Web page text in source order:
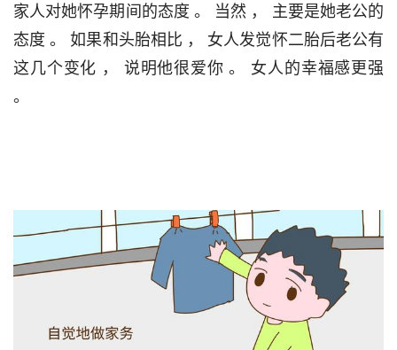
家人对她怀孕期间的态度 。 当然 ， 主要是她老公的
态度 。 如果和头胎相比 ， 女人发觉怀二胎后老公有
这几个变化 ， 说明他很爱你 。 女人的幸福感更强
。